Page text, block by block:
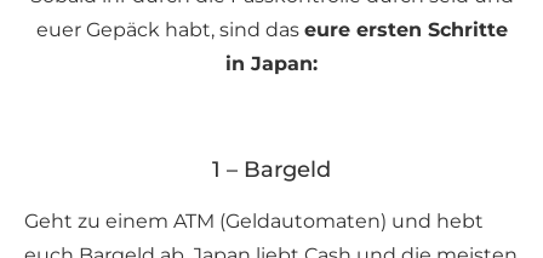
euer Gepäck habt, sind das eure ersten Schritte
in Japan:
1 – Bargeld
Geht zu einem ATM (Geldautomaten) und hebt